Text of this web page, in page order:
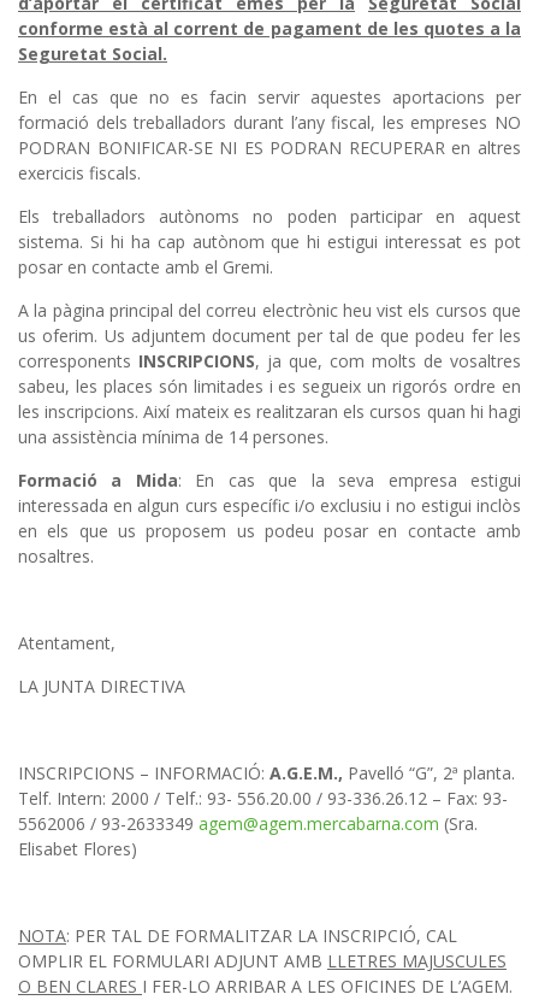
conforme està al corrent de pagament de les quotes a la
Seguretat Social.
En el cas que no es facin servir aquestes aportacions per
formació dels treballadors durant l’any fiscal, les empreses NO
PODRAN BONIFICAR-SE NI ES PODRAN RECUPERAR en altres
exercicis fiscals.
Els treballadors autònoms no poden participar en aquest
sistema. Si hi ha cap autònom que hi estigui interessat es pot
posar en contacte amb el Gremi.
A la pàgina principal del correu electrònic heu vist els cursos que
us oferim. Us adjuntem document per tal de que podeu fer les
corresponents INSCRIPCIONS, ja que, com molts de vosaltres
sabeu, les places són limitades i es segueix un rigorós ordre en
les inscripcions. Així mateix es realitzaran els cursos quan hi hagi
una assistència mínima de 14 persones.
Formació a Mida: En cas que la seva empresa estigui
interessada en algun curs específic i/o exclusiu i no estigui inclòs
en els que us proposem us podeu posar en contacte amb
nosaltres.
Atentament,
LA JUNTA DIRECTIVA
INSCRIPCIONS – INFORMACIÓ: A.G.E.M., Pavelló “G”, 2ª planta.
Telf. Intern: 2000 / Telf.: 93- 556.20.00 / 93-336.26.12 – Fax: 93-
5562006 / 93-2633349 agem@agem.mercabarna.com (Sra.
Elisabet Flores)
NOTA: PER TAL DE FORMALITZAR LA INSCRIPCIÓ, CAL
OMPLIR EL FORMULARI ADJUNT AMB LLETRES MAJUSCULES
O BEN CLARES I FER-LO ARRIBAR A LES OFICINES DE L’AGEM.